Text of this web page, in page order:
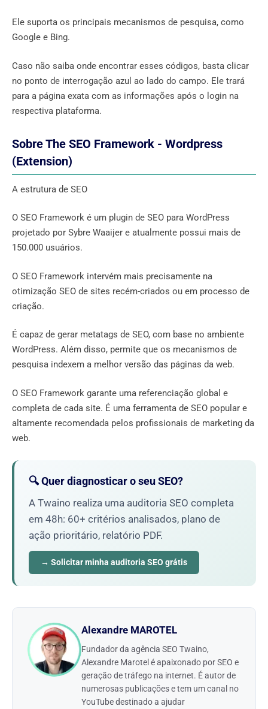
Ele suporta os principais mecanismos de pesquisa, como
Google e Bing.
Caso não saiba onde encontrar esses códigos, basta clicar
no ponto de interrogação azul ao lado do campo. Ele trará
para a página exata com as informações após o login na
respectiva plataforma.
Sobre The SEO Framework - Wordpress
(Extension)
A estrutura de SEO
O SEO Framework é um plugin de SEO para WordPress
projetado por Sybre Waaijer e atualmente possui mais de
150.000 usuários.
O SEO Framework intervém mais precisamente na
otimização SEO de sites recém-criados ou em processo de
criação.
É capaz de gerar metatags de SEO, com base no ambiente
WordPress. Além disso, permite que os mecanismos de
pesquisa indexem a melhor versão das páginas da web.
O SEO Framework garante uma referenciação global e
completa de cada site. É uma ferramenta de SEO popular e
altamente recomendada pelos profissionais de marketing da
web.
🔍 Quer diagnosticar o seu SEO?
A Twaino realiza uma auditoria SEO completa
em 48h: 60+ critérios analisados, plano de
ação prioritário, relatório PDF.
→ Solicitar minha auditoria SEO grátis
Alexandre MAROTEL
Fundador da agência SEO Twaino,
Alexandre Marotel é apaixonado por SEO e
geração de tráfego na internet. É autor de
numerosas publicações e tem um canal no
YouTube destinado a ajudar